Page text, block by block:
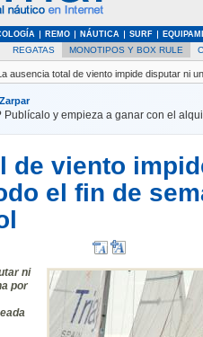
REMO NÁUTICA SURF
REGATAS MONOTIPOS Y BOX RULE
ausencia total de viento impide disputar ni
Zarpar
Publícalo y empieza a ganar con el
de viento
el fin de
ni
por